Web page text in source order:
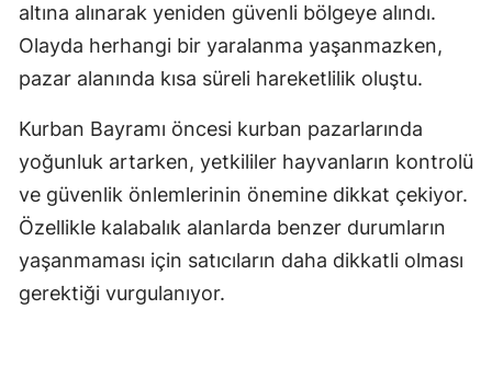
altına alınarak yeniden güvenli bölgeye alındı.
Olayda herhangi bir yaralanma yaşanmazken,
pazar alanında kısa süreli hareketlilik oluştu.
Kurban Bayramı öncesi kurban pazarlarında
yoğunluk artarken, yetkililer hayvanların kontrolü
ve güvenlik önlemlerinin önemine dikkat çekiyor.
Özellikle kalabalık alanlarda benzer durumların
yaşanmaması için satıcıların daha dikkatli olması
gerektiği vurgulanıyor.